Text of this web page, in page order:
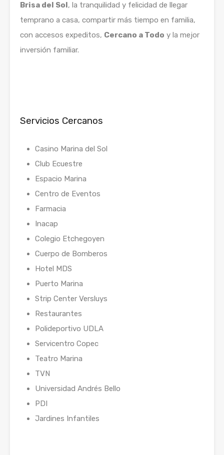
Brisa del Sol, la tranquilidad y felicidad de llegar
temprano a casa, compartir más tiempo en familia,
con accesos expeditos, Cercano a Todo y la mejor
inversión familiar.
Servicios Cercanos
Casino Marina del Sol
Club Ecuestre
Espacio Marina
Centro de Eventos
Farmacia
Inacap
Colegio Etchegoyen
Cuerpo de Bomberos
Hotel MDS
Puerto Marina
Strip Center Versluys
Restaurantes
Polideportivo UDLA
Servicentro Copec
Teatro Marina
TVN
Universidad Andrés Bello
PDI
Jardines Infantiles